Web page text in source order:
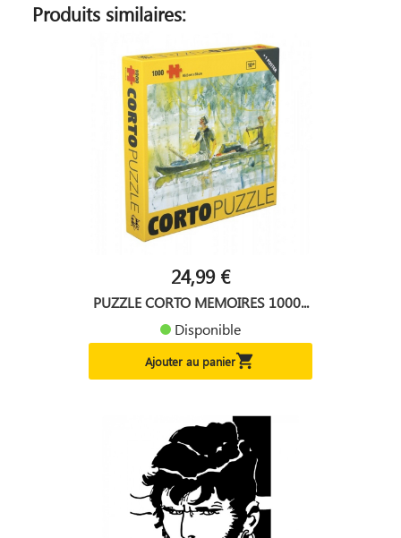
Produits similaires:
24,99 €
PUZZLE CORTO MEMOIRES 1000...
Disponible
Ajouter au panier